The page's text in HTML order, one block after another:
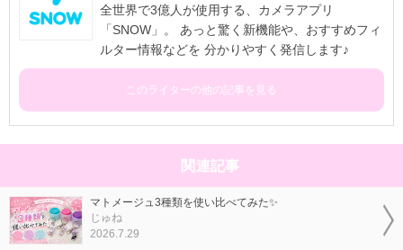
全世界で3億人が使用する、カメラアプリ
「SNOW」。 あっと驚く新機能や、おすすめフィ
ルター情報などを 分かりやすく発信します♪
このライターの他の記事を見る
関連記事
マトメージュ3種類を使い比べてみた✨
じゅね
2026.7.29